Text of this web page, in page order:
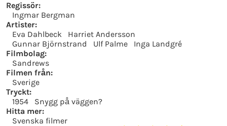
Regissör:
Ingmar Bergman
Artister:
Eva Dahlbeck
Harriet Andersson
Gunnar Björnstrand
Ulf Palme
Inga Landgré
Filmbolag:
Sandrews
Filmen från:
Sverige
Tryckt:
1954
Snygg på väggen?
Hitta mer:
Svenska filmer